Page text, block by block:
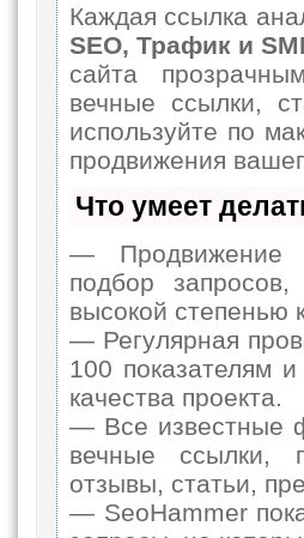
Каждая ссылка
SEO, Трафик и
сайта
вечные ссылки,
используйте по
продвижения
Что умеет
— Продвижение
подбор
высокой степенью
— Регулярная
100 показателям
качества проекта.
— Все известные
вечные ссылки,
отзывы, статьи,
— SeoHammer